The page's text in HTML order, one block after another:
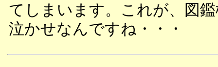
てしまいます。これが、図
泣かせなんですね・・・